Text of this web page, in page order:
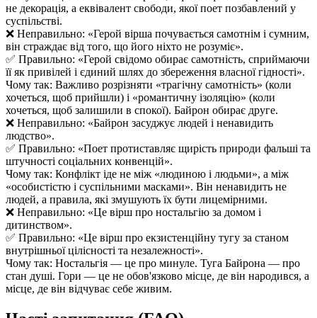
не декорація, а еквівалент свободи, якої поет позбавлений у
суспільстві.
❌ Неправильно: «Герой вірша почувається самотнім і сумним,
він страждає від того, що його ніхто не розуміє».
✅ Правильно: «Герой свідомо обирає самотність, сприймаючи
її як привілей і єдиний шлях до збереження власної гідності».
Чому так: Важливо розрізняти «трагічну самотність» (коли
хочеться, щоб прийшли) і «романтичну ізоляцію» (коли
хочеться, щоб залишили в спокої). Байрон обирає друге.
❌ Неправильно: «Байрон засуджує людей і ненавидить
людство».
✅ Правильно: «Поет протиставляє щирість природи фальші та
штучності соціальних конвенцій».
Чому так: Конфлікт іде не між «людиною і людьми», а між
«особистістю і суспільними масками». Він ненавидить не
людей, а правила, які змушують їх бути лицемірними.
❌ Неправильно: «Це вірш про ностальгію за домом і
дитинством».
✅ Правильно: «Це вірш про екзистенційну тугу за станом
внутрішньої цілісності та незалежності».
Чому так: Ностальгія — це про минуле. Туга Байрона — про
стан душі. Гори — це не обов'язково місце, де він народився, а
місце, де він відчуває себе живим.